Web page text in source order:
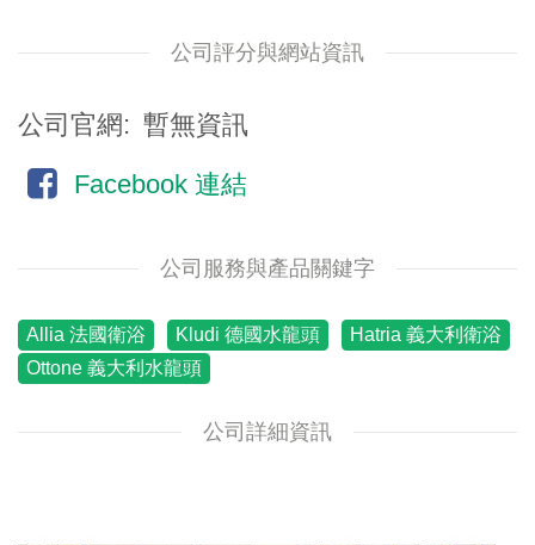
公司評分與網站資訊
公司官網
暫無資訊
Facebook 連結
公司服務與產品關鍵字
Allia 法國衛浴 Kludi 德國水龍頭
Hatria 義大利衛浴
Ottone 義大利水龍頭
公司詳細資訊